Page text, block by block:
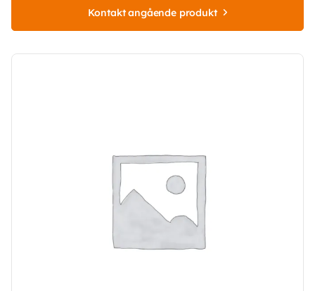
Kontakt angående produkt